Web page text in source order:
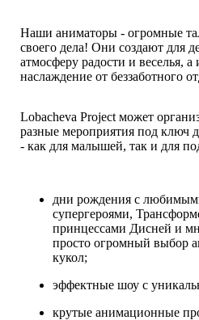
Наши аниматоры - огромные
своего дела! Они создают для
атмосферу радости и веселья, а
наслаждение от беззаботного
Lobacheva Project может
разные мероприятия под ключ
- как для малышей, так и для
дни рождения с
супергероями,
принцессами Дисней и
просто огромный выбор
кукол;
эффектные шоу с
крутые анимационные